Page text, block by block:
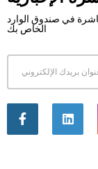
في صندوق الوارد
الخاص بك